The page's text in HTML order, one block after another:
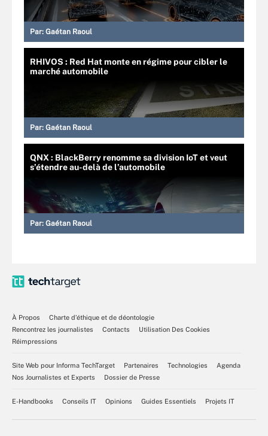
Par: Gaétan Raoul
RHIVOS : Red Hat monte en régime pour cibler le
marché automobile
Par: Gaétan Raoul
QNX : BlackBerry renomme sa division IoT et veut
s’étendre au-delà de l’automobile
Par: Gaétan Raoul
À Propos
Charte d’éthique et de déontologie
Rencontrez les journalistes
Contacts
Utilisation Des Cookies
Réimpressions
Site Web pour Informa TechTarget Partenaires Technologies
Agenda
Nos Journalistes et Experts
Dossier de Presse
E-Handbooks Conseils IT Opinions Guides Essentiels Projets IT